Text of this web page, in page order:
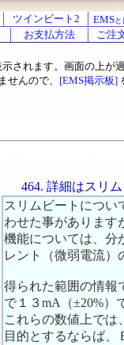
ツインビート2 EMSと
お支払方法 ご注
されます。画面の上が
せんので、 [EMS掲示板]
464. 詳細はスリ
スリムビートについ
わせた事があります
機能については、分
レント（微弱電流）
得られた範囲の情報
で１３mA（±20%）
これらの数値上では
目的とするならば